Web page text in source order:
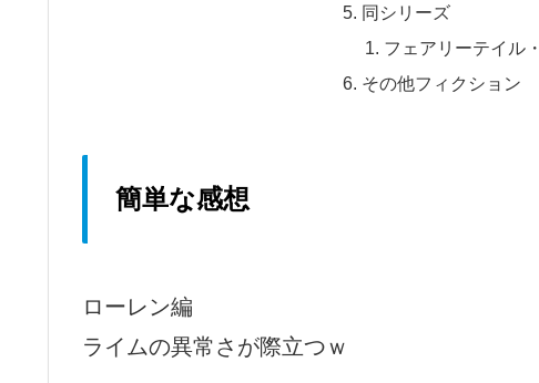
同シリーズ
フェアリーテイル
その他フィクション
簡単な感想
ローレン編
ライムの異常さが際立つｗ